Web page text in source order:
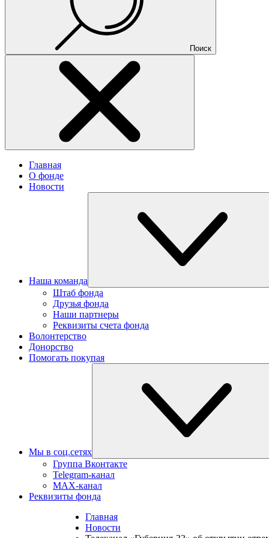
Поиск
Главная
О фонде
Новости
Наша команда
Штаб фонда
Друзья фонда
Наши партнеры
Реквизиты счета фонда
Волонтерство
Донорство
Помогать покупая
Мы в соц.сетях
Группа Вконтакте
Telegram-канал
MAX-канал
Реквизиты фонда
Главная
Новости